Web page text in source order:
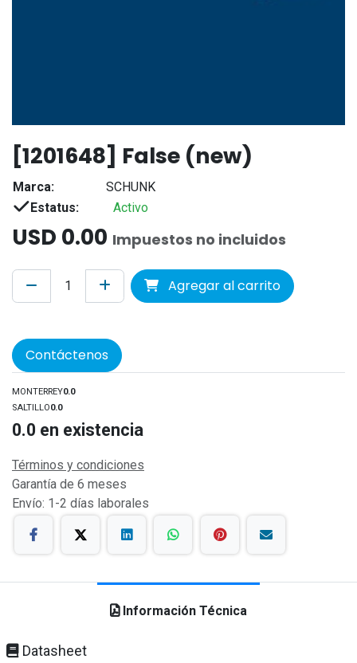
[1201648] False (new)
Marca:
SCHUNK
Estatus:
Activo
USD 0.00 Impuestos no incluidos
Agregar al carrito
Contáctenos
MONTERREY0.0
SALTILLO0.0
0.0 en existencia
Términos y condiciones
Garantía de 6 meses
Envío: 1-2 días laborales
Información Técnica
Datasheet